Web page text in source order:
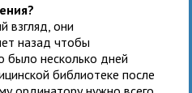
взгляд, они
назад чтобы
было несколько дней
библиотеке после